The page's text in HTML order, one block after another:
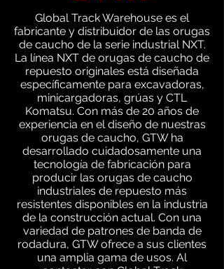
Global Track Warehouse es el
fabricante y distribuidor de las orugas
de caucho de la serie industrial NXT.
La línea NXT de orugas de caucho de
repuesto originales está diseñada
específicamente para excavadoras,
minicargadoras, grúas y CTL
Komatsu. Con más de 20 años de
experiencia en el diseño de nuestras
orugas de caucho, GTW ha
desarrollado cuidadosamente una
tecnología de fabricación para
producir las orugas de caucho
industriales de repuesto más
resistentes disponibles en la industria
de la construcción actual. Con una
variedad de patrones de banda de
rodadura, GTW ofrece a sus clientes
una amplia gama de usos. Al